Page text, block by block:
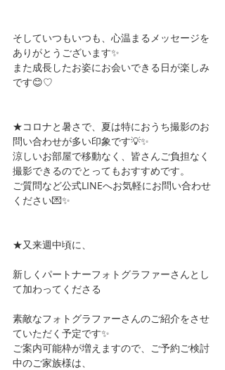
そしていつもいつも、心温まるメッセージを
ありがとうございます✨
また成長したお姿にお会いできる日が楽しみ
です😊♡
★コロナと暑さで、夏は特におうち撮影のお
問い合わせが多い印象です💡✨
涼しいお部屋で移動なく、皆さんご負担なく
撮影できるのでとってもおすすめです。
ご質問など公式LINEへお気軽にお問い合わせ
ください💌✨
★又来週中頃に、
新しくパートナーフォトグラファーさんとし
て加わってくださる
素敵なフォトグラファーさんのご紹介をさせ
ていただく予定です✨
ご案内可能枠が増えますので、ご予約ご検討
中のご家族様は、